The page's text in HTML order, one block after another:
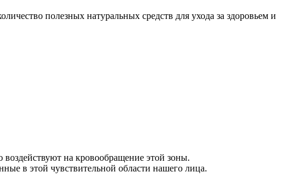
полезных натуральных средств для ухода за здоровьем и
на кровообращение этой зоны.
в этой чувствительной области нашего лица.